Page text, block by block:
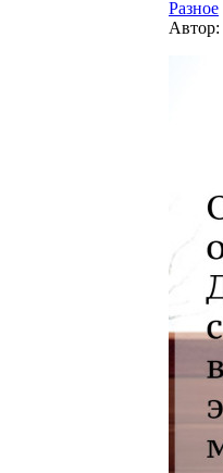
Разное
Автор: